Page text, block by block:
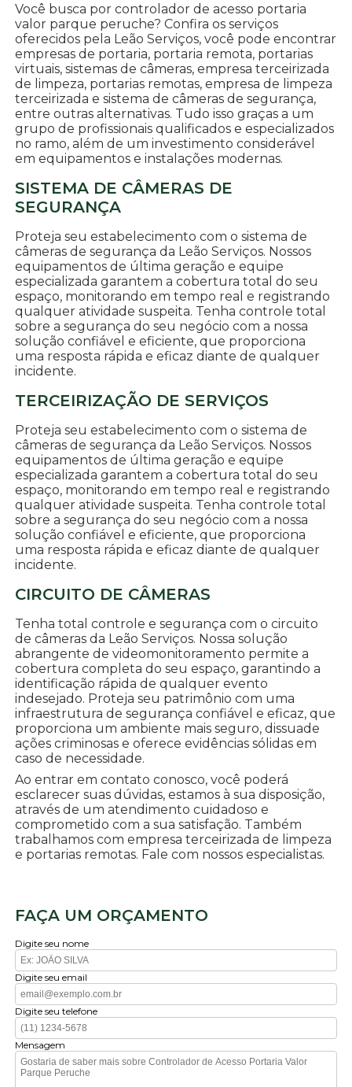
Você busca por controlador de acesso portaria
valor parque peruche? Confira os serviços
oferecidos pela Leão Serviços, você pode encontrar
empresas de portaria, portaria remota, portarias
virtuais, sistemas de câmeras, empresa terceirizada
de limpeza, portarias remotas, empresa de limpeza
terceirizada e sistema de câmeras de segurança,
entre outras alternativas. Tudo isso graças a um
grupo de profissionais qualificados e especializados
no ramo, além de um investimento considerável
em equipamentos e instalações modernas.
SISTEMA DE CÂMERAS DE
SEGURANÇA
Proteja seu estabelecimento com o sistema de
câmeras de segurança da Leão Serviços. Nossos
equipamentos de última geração e equipe
especializada garantem a cobertura total do seu
espaço, monitorando em tempo real e registrando
qualquer atividade suspeita. Tenha controle total
sobre a segurança do seu negócio com a nossa
solução confiável e eficiente, que proporciona
uma resposta rápida e eficaz diante de qualquer
incidente.
TERCEIRIZAÇÃO DE SERVIÇOS
Proteja seu estabelecimento com o sistema de
câmeras de segurança da Leão Serviços. Nossos
equipamentos de última geração e equipe
especializada garantem a cobertura total do seu
espaço, monitorando em tempo real e registrando
qualquer atividade suspeita. Tenha controle total
sobre a segurança do seu negócio com a nossa
solução confiável e eficiente, que proporciona
uma resposta rápida e eficaz diante de qualquer
incidente.
CIRCUITO DE CÂMERAS
Tenha total controle e segurança com o circuito
de câmeras da Leão Serviços. Nossa solução
abrangente de videomonitoramento permite a
cobertura completa do seu espaço, garantindo a
identificação rápida de qualquer evento
indesejado. Proteja seu patrimônio com uma
infraestrutura de segurança confiável e eficaz, que
proporciona um ambiente mais seguro, dissuade
ações criminosas e oferece evidências sólidas em
caso de necessidade.
Ao entrar em contato conosco, você poderá
esclarecer suas dúvidas, estamos à sua disposição,
através de um atendimento cuidadoso e
comprometido com a sua satisfação. Também
trabalhamos com empresa terceirizada de limpeza
e portarias remotas. Fale com nossos especialistas.
FAÇA UM ORÇAMENTO
Digite seu nome
Digite seu email
Digite seu telefone
Mensagem